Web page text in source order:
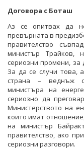
Договора с Боташ
Аз се опитвах да
превърната в
правителство
министър Трайков,
сериозни промени, за
За да се случи това,
страна – веднъж
министъра на
сериозно да
Министерството на
които имат
на министър
правителство, ако
сериозни разговори.